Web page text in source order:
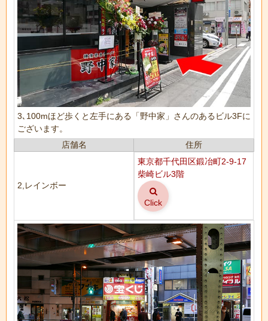
3､100mほど歩くと左手にある「野中家」さんのあるビル3Fに
ございます。
店舗名
住所
2,レインボー
東京都千代田区鍛冶町2-9-17
柴崎ビル3階
Click